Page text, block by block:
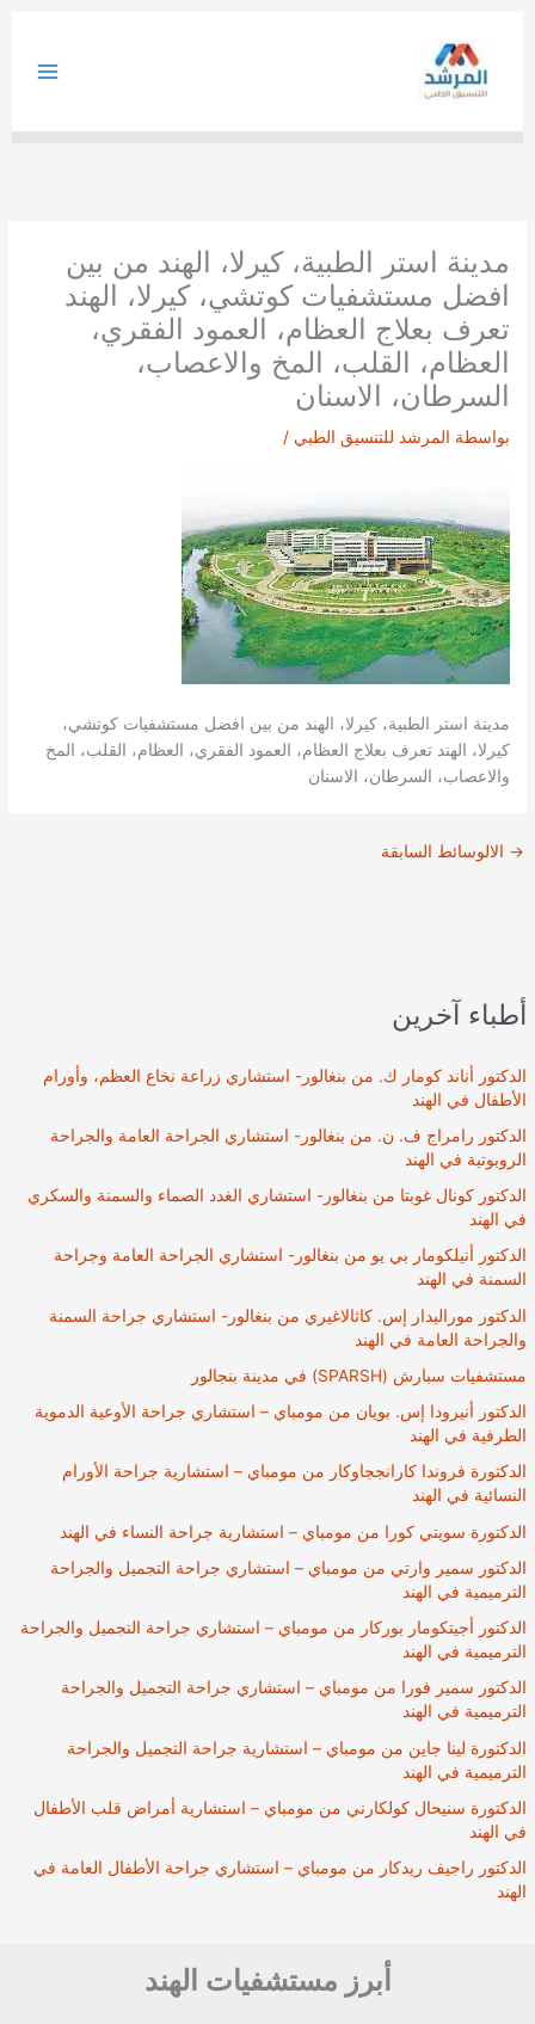
أطباء آخرين
الدكتور أناند كومار ك. من بنغالور- استشاري زراعة نخاع العظم، وأورام
الأطفال في الهند
الدكتور رامراج ف. ن. من بنغالور- استشاري الجراحة العامة والجراحة
الروبوتية في الهند
الدكتور كونال غوبتا من بنغالور- استشاري الغدد الصماء والسمنة والسكري
في الهند
الدكتور أنيلكومار بي يو من بنغالور- استشاري الجراحة العامة وجراحة
السمنة في الهند
الدكتور موراليدار إس. كاثالاغيري من بنغالور- استشاري جراحة السمنة
والجراحة العامة في الهند
مستشفيات سبارش (SPARSH) في مدينة بنجالور
الدكتور أنيرودا إس. بويان من مومباي – استشاري جراحة الأوعية الدموية
الطرفية في الهند
الدكتورة فروندا كارانججاوكار من مومباي – استشارية جراحة الأورام
النسائية في الهند
الدكتورة سويتي كورا من مومباي – استشارية جراحة النساء في الهند
الدكتور سمير وارتي من مومباي – استشاري جراحة التجميل والجراحة
الترميمية في الهند
الدكتور أجيتكومار بوركار من مومباي – استشاري جراحة التجميل والجراحة
الترميمية في الهند
الدكتور سمير فورا من مومباي – استشاري جراحة التجميل والجراحة
الترميمية في الهند
الدكتورة لينا جاين من مومباي – استشارية جراحة التجميل والجراحة
الترميمية في الهند
الدكتورة سنيحال كولكارني من مومباي – استشارية أمراض قلب الأطفال
في الهند
الدكتور راجيف ريدكار من مومباي – استشاري جراحة الأطفال العامة في
الهند
مدينة استر الطبية، كيرلا، الهند من بين
افضل مستشفيات كوتشي، كيرلا، الهند
تعرف بعلاج العظام، العمود الفقري،
العظام، القلب، المخ والاعصاب،
السرطان، الاسنان
بواسطة المرشد للتنسيق الطبي/
مدينة استر الطبية، كيرلا، الهند من بين افضل مستشفيات كوتشي،
كيرلا، الهند تعرف بعلاج العظام، العمود الفقري، العظام، القلب، المخ
والاعصاب، السرطان، الاسنان
→ الالوسائط السابقة
أبرز مستشفيات الهند